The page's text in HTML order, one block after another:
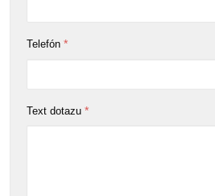
Telefón *
Text dotazu *